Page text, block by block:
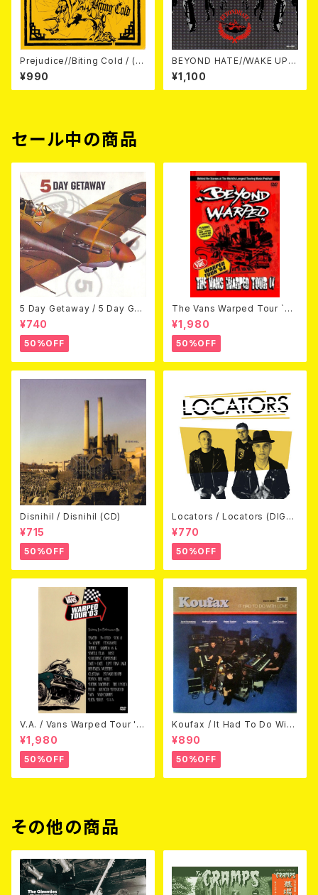
Prejudice//Biting Cold / (S
¥990
BEYOND HATE//WAKE UP C
¥1,100
セール中の商品
5 Day Getaway / 5 Day Get
away (CDEP)
¥740
50%OFF
The Vans Warped Tour `04
Beyond Warped (国内盤DV
D)
¥1,980
50%OFF
Disnihil / Disnihil (CD)
¥715
50%OFF
Locators / Locators (DIGPA
CK CD)
¥770
50%OFF
V.A. / Vans Warped Tour '0
3 (DVD)
¥1,980
50%OFF
Koufax / It Had To Do With
Love (CD)
¥890
50%OFF
その他の商品